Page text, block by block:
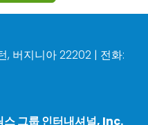
, 버지니아 22202 | 전화:
스 그룹 인터내셔널, Inc.